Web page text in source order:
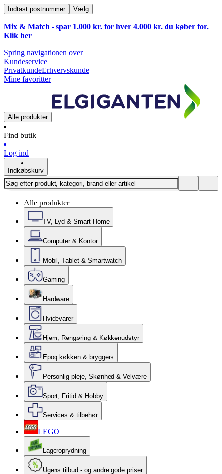
Indtast postnummer Vælg
Mix & Match - spar 1.000 kr. for hver 4.000 kr. du køber for.
Klik her
Spring navigationen over
Kundeservice
PrivatkundeErhvervskunde
Mine favoritter
Alle produkter
Find butik
Log ind
Indkøbskurv
Alle produkter
TV, Lyd & Smart Home
Computer & Kontor
Mobil, Tablet & Smartwatch
Gaming
Hardware
Hvidevarer
Hjem, Rengøring & Køkkenudstyr
Epoq køkken & bryggers
Personlig pleje, Skønhed & Velvære
Sport, Fritid & Hobby
Services & tilbehør
LEGO
Lageroprydning
Ugens tilbud - og andre gode priser